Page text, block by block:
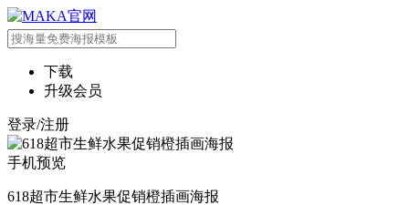
下载
升级会员
登录/注册
手机预览
618超市生鲜水果促销橙插画海报